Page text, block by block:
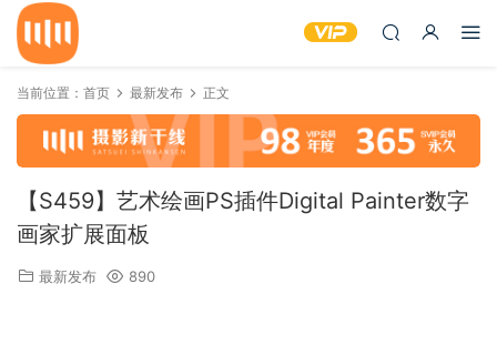
当前位置： 首页 最新发布 正文
【S459】艺术绘画PS插件Digital Painter数字
画家扩展面板
最新发布 890